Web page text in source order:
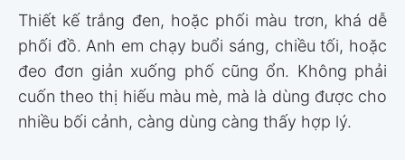
Thiết kế trắng đen, hoặc phối màu trơn, khá dễ
phối đồ. Anh em chạy buổi sáng, chiều tối, hoặc
đeo đơn giản xuống phố cũng ổn. Không phải
cuốn theo thị hiếu màu mè, mà là dùng được cho
nhiều bối cảnh, càng dùng càng thấy hợp lý.